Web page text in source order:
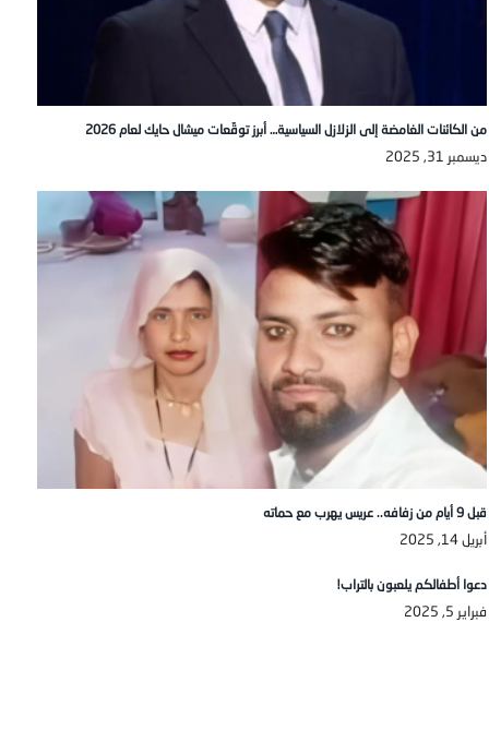
من الكائنات الغامضة إلى الزلازل السياسية… أبرز توقّعات ميشال حايك لعام 2026
ديسمبر 31, 2025
قبل 9 أيام من زفافه.. عريس يهرب مع حماته
أبريل 14, 2025
دعوا أطفالكم يلعبون بالتراب!
فبراير 5, 2025